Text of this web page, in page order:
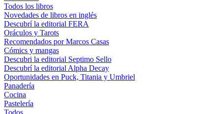
Todos los libros
Novedades de libros en inglés
Descubrí la editorial FERA
Oráculos y Tarots
Recomendados por Marcos Casas
Cómics y mangas
Descubri la editorial Septimo Sello
Descubrí la editorial Alpha Decay
Oportunidades en Puck, Titania y Umbriel
Panadería
Cocina
Pastelería
Todos